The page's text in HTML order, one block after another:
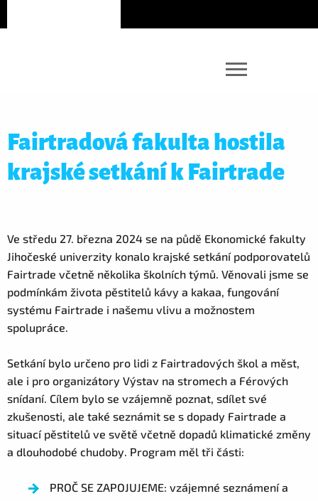
Fairtradová fakulta hostila
krajské setkání k Fairtrade
Ve středu 27. března 2024 se na půdě Ekonomické fakulty
Jihočeské univerzity konalo krajské setkání podporovatelů
Fairtrade včetně několika školních týmů. Věnovali jsme se
podmínkám života pěstitelů kávy a kakaa, fungování
systému Fairtrade i našemu vlivu a možnostem
spolupráce.
Setkání bylo určeno pro lidi z Fairtradových škol a měst,
ale i pro organizátory Výstav na stromech a Férových
snídaní. Cílem bylo se vzájemně poznat, sdílet své
zkušenosti, ale také seznámit se s dopady Fairtrade a
situací pěstitelů ve světě včetně dopadů klimatické změny
a dlouhodobé chudoby. Program měl tři části:
PROČ SE ZAPOJUJEME: vzájemné seznámení a